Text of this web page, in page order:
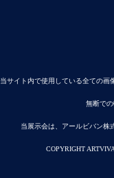
当サイト内で使用している全ての画
無断での
当展示会は、アールビバン株
COPYRIGHT